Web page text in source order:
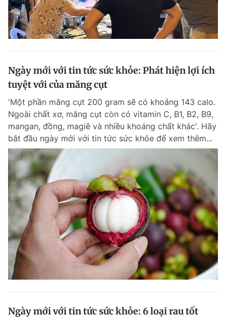
Ngày mới với tin tức sức khỏe: Phát hiện lợi ích
tuyệt với của măng cụt
'Một phần măng cụt 200 gram sẽ có khoảng 143 calo.
Ngoài chất xơ, măng cụt còn có vitamin C, B1, B2, B9,
mangan, đồng, magiê và nhiều khoáng chất khác'. Hãy
bắt đầu ngày mới với tin tức sức khỏe để xem thêm...
Ngày mới với tin tức sức khỏe: 6 loại rau tốt